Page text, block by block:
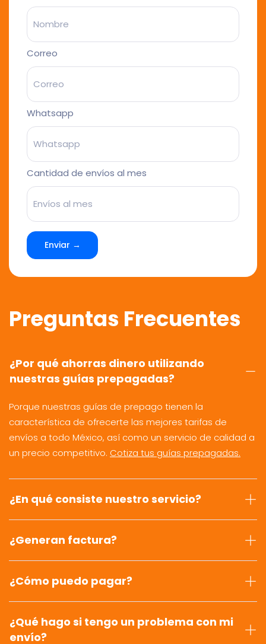
Correo
Whatsapp
Cantidad de envíos al mes
Enviar →
Preguntas Frecuentes
¿Por qué ahorras dinero utilizando
nuestras guías prepagadas?
Porque nuestras guías de prepago tienen la
característica de ofrecerte las mejores tarifas de
envíos a todo México, así como un servicio de calidad a
un precio competitivo. Cotiza tus guías prepagadas.
¿En qué consiste nuestro servicio?
¿Generan factura?
¿Cómo puedo pagar?
¿Qué hago si tengo un problema con mi
envío?